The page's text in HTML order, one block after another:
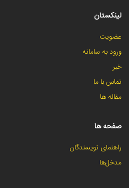
لینکستان
عضویت
ورود به سامانه
خبر
تماس با ما
مقاله ها
صفحه ها
راهنمای نویسندگان
مدخل‌ها